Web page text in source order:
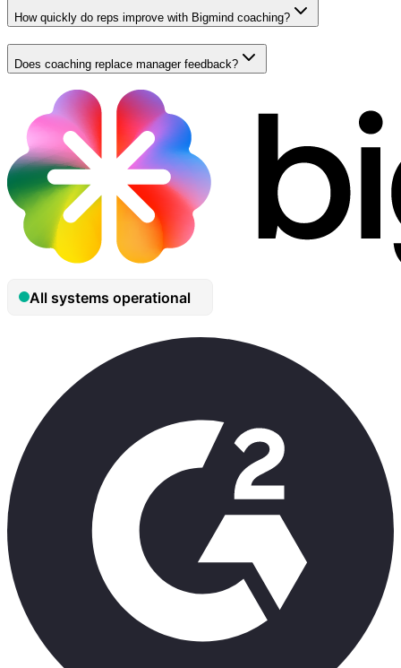
How quickly do reps improve with Bigmind coaching?
Does coaching replace manager feedback?